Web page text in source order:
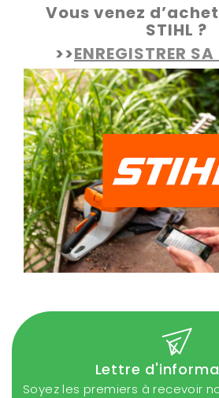
Vous venez
STIHL ?
>>ENREGISTRER
Lettre
Soyez les premiers à recevoir